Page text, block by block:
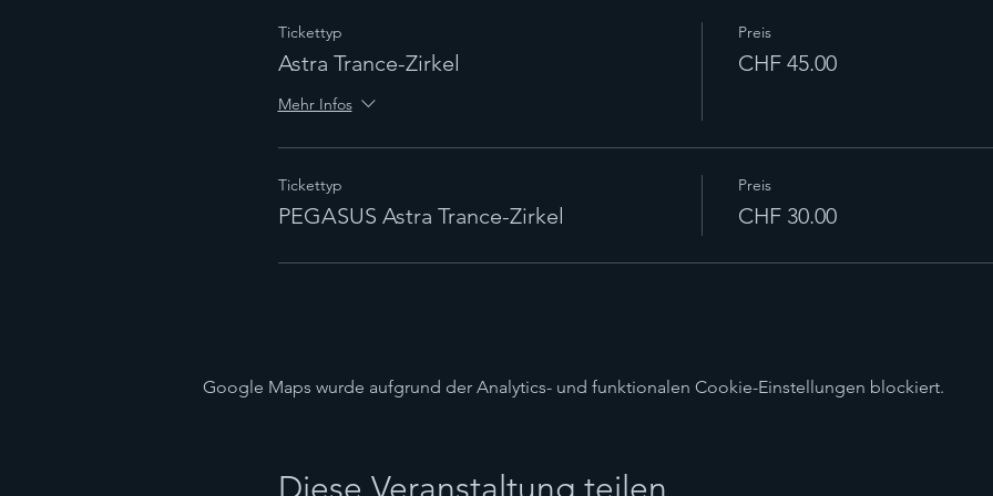
Tickettyp
Astra Trance-Zirkel
Mehr Infos
Preis
CHF 45.00
Tickettyp
PEGASUS Astra Trance-Zirkel
Preis
CHF 30.00
Google Maps wurde aufgrund der Analytics- und funktionalen Cookie-Einstellungen blockiert.